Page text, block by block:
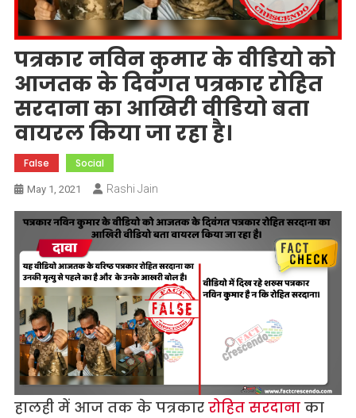
पत्रकार नविन कुमार के वीडियो को
आजतक के दिवंगत पत्रकार रोहित
सरदाना का आखिरी वीडियो बता
वायरल किया जा रहा है।
False Social
May 1, 2021 Rashi Jain
हालही में आज तक के पत्रकार रोहित सरदानाका